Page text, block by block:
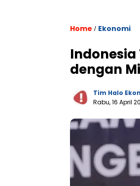
Home / Ekonomi
dengan
Tim Halo
Rabu, 16 April